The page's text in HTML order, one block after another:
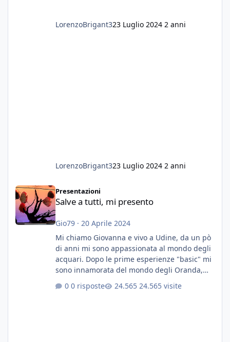
LorenzoBrigant323 Luglio 2024 2 anni
LorenzoBrigant323 Luglio 2024 2 anni
Presentazioni
Salve a tutti, mi presento
Gio79· 20 Aprile 2024
Mi chiamo Giovanna e vivo a Udine, da un pò
di anni mi sono appassionata al mondo degli
acquari. Dopo le prime esperienze "basic" mi
sono innamorata del mondo degli Oranda,
E' stata una bella scuola per quanto riguarda
0 risposte 24.565 visite